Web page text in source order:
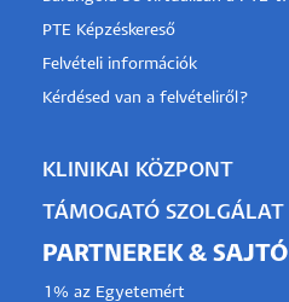
PTE Képzéskereső
Felvételi információk
Kérdésed van a felvételiről?
KLINIKAI KÖZPONT
TÁMOGATÓ SZOLGÁLAT
PARTNEREK & SAJTÓ
1% az Egyetemért